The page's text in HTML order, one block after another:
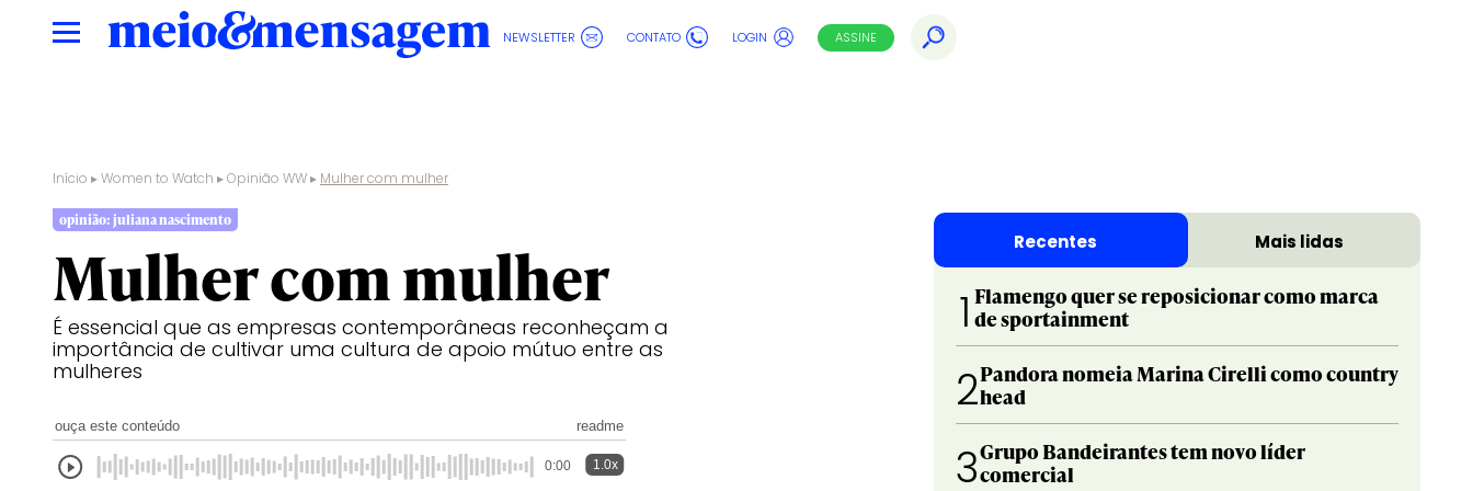
NEWSLETTER CONTATO LOGIN ASSINE
Início ▸Women to Watch ▸Opinião WW▸ Mulher com mulher
opinião: juliana nascimento
Mulher com mulher
É essencial que as empresas contemporâneas reconheçam a
importância de cultivar uma cultura de apoio mútuo entre as
mulheres
ouça este conteúdo readme
0:00 1.0x
Recentes Mais lidas
1 Flamengo quer se reposicionar como marca
de sportainment
2Pandora nomeia Marina Cirelli como country
head
3Grupo Bandeirantes tem novo líder
comercial